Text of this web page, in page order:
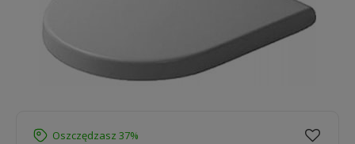
Oszczędzasz 37%